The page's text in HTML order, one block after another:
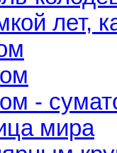
лет,
-
мира